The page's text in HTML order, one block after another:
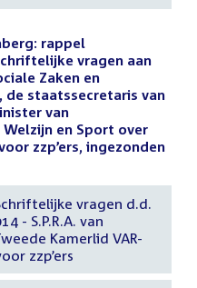
rappel
vragen aan
Zaken en
de staatssecretaris van
van
en Sport over
zzp’ers, ingezonden
vragen d.d.
- S.P.R.A. van
Kamerlid VAR-
zzp’ers